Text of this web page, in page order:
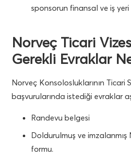
sponsorun finansal ve iş yeri
Norveç Ticari
Gerekli Evraklar
Norveç Konsolosluklarının Ticari
başvurularında istediği evraklar
Randevu belgesi
Doldurulmuş ve imzalanmış
formu.